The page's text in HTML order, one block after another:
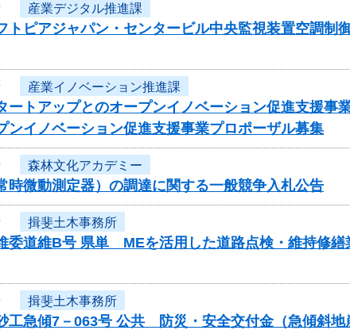
産業デジタル推進課
トピアジャパン・センタービル中央監視装置空調
産業イノベーション推進課
ートアップとのオープンイノベーション促進支援事
ンイノベーション促進支援事業プロポーザル募集
森林文化アカデミー
時微動測定器）の調達に関する一般競争入札公告
揖斐土木事務所
委道維B号 県単 MEを活用した道路点検・維持修
揖斐土木事務所
工急傾7－063号 公共 防災・安全交付金（急傾斜